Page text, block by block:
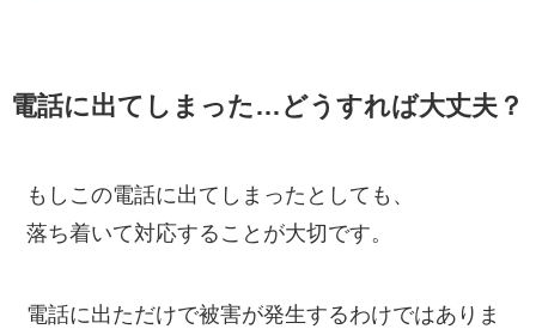
電話に出てしまった…どうすれば大丈夫？
もしこの電話に出てしまったとしても、
落ち着いて対応することが大切です。
電話に出ただけで被害が発生するわけではありま